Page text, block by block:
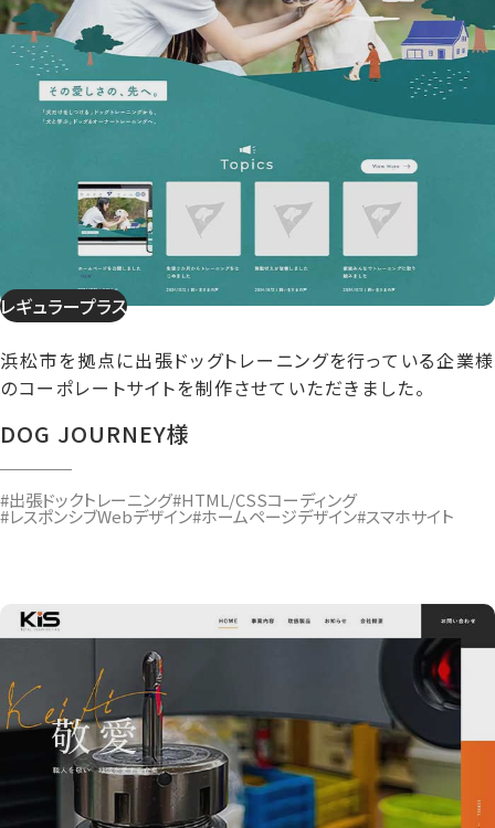
レギュラープラス
浜松市を拠点に出張ドッグトレーニングを行っている企業様
のコーポレートサイトを制作させていただきました。
DOG JOURNEY様
#出張ドックトレーニング#HTML/CSSコーディング
#レスポンシブWebデザイン#ホームページデザイン#スマホサイト